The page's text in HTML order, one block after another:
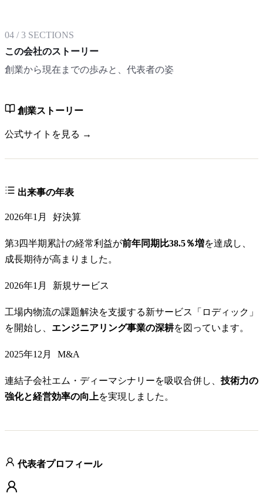
04 /3 SECTIONS
この会社のストーリー
創業から現在までの歩みと、代表者の姿
創業ストーリー
公式サイトを見る →
出来事の年表
2026年1月 好決算
第3四半期累計の経常利益が前年同期比38.5％増を達成し、
成長期待が高まりました。
2026年1月 新規サービス
工場内物流の課題解決を支援する新サービス「ロディック」
を開始し、 エンジニアリング事業の深耕を図っています。
2025年12月 M&A
連結子会社エム・ディーマシナリーを吸収合併し、 技術力の
強化と経営効率の向上を実現しました。
代表者プロフィール